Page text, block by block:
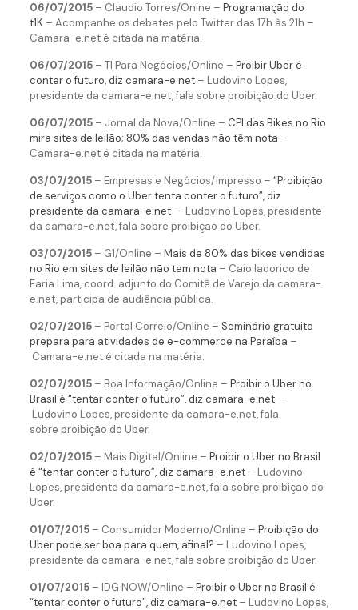
06/07/2015– Claudio Torres/Onine – Programação do
t1K – Acompanhe os debates pelo Twitter das 17h às 21h –
Camara-e.net é citada na matéria.
06/07/2015– TI Para Negócios/Online – Proibir Uber é
conter o futuro, diz camara-e.net– Ludovino Lopes,
presidente da camara-e.net, fala sobre proibição do Uber.
06/07/2015– Jornal da Nova/Online – CPI das Bikes no Rio
mira sites de leilão; 80% das vendas não têm nota –
Camara-e.net é citada na matéria.
03/07/2015– Empresas e Negócios/Impresso – “Proibição
de serviços como o Uber tenta conter o futuro”, diz
presidente da camara-e.net – Ludovino Lopes, presidente
da camara-e.net, fala sobre proibição do Uber.
03/07/2015– G1/Online – Mais de 80% das bikes vendidas
no Rio em sites de leilão não tem nota – Caio Iadorico de
Faria Lima, coord. adjunto do Comitê de Varejo da camara-
e.net, participa de audiência pública.
02/07/2015– Portal Correio/Online – Seminário gratuito
prepara para atividades de e-commerce na Paraíba –
Camara-e.net é citada na matéria.
02/07/2015– Boa Informação/Online – Proibir o Uber no
Brasil é “tentar conter o futuro”, diz camara-e.net–
Ludovino Lopes, presidente da camara-e.net, fala
sobre proibição do Uber.
02/07/2015– Mais Digital/Online – Proibir o Uber no Brasil
é “tentar conter o futuro”, diz camara-e.net– Ludovino
Lopes, presidente da camara-e.net, fala sobre proibição do
Uber.
01/07/2015– Consumidor Moderno/Online – Proibição do
Uber pode ser boa para quem, afinal? – Ludovino Lopes,
presidente da camara-e.net, fala sobre proibição do Uber.
01/07/2015– IDG NOW/Online – Proibir o Uber no Brasil é
“tentar conter o futuro”, diz camara-e.net– Ludovino Lopes,